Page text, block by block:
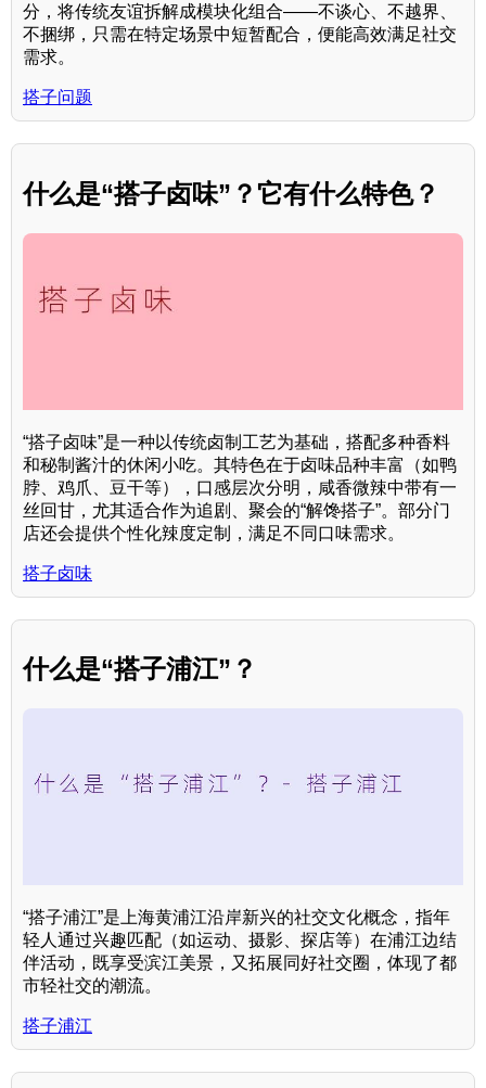
分，将传统友谊拆解成模块化组合——不谈心、不越界、
不捆绑，只需在特定场景中短暂配合，便能高效满足社交
需求。
搭子问题
什么是“搭子卤味”？它有什么特色？
“搭子卤味”是一种以传统卤制工艺为基础，搭配多种香料
和秘制酱汁的休闲小吃。其特色在于卤味品种丰富（如鸭
脖、鸡爪、豆干等），口感层次分明，咸香微辣中带有一
丝回甘，尤其适合作为追剧、聚会的“解馋搭子”。部分门
店还会提供个性化辣度定制，满足不同口味需求。
搭子卤味
什么是“搭子浦江”？
“搭子浦江”是上海黄浦江沿岸新兴的社交文化概念，指年
轻人通过兴趣匹配（如运动、摄影、探店等）在浦江边结
伴活动，既享受滨江美景，又拓展同好社交圈，体现了都
市轻社交的潮流。
搭子浦江